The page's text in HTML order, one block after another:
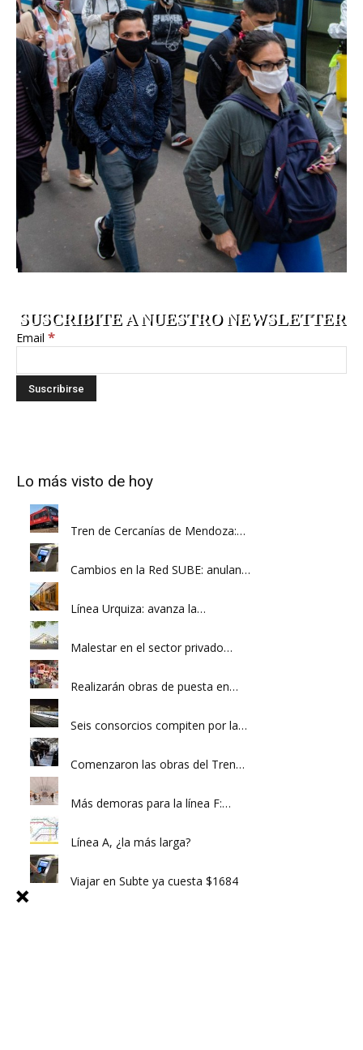
SUSCRIBITE A NUESTRO NEWSLETTER
Email *
Lo más visto de hoy
Tren de Cercanías de Mendoza:…
Cambios en la Red SUBE: anulan…
Línea Urquiza: avanza la…
Malestar en el sector privado…
Realizarán obras de puesta en…
Seis consorcios compiten por la…
Comenzaron las obras del Tren…
Más demoras para la línea F:…
Línea A, ¿la más larga?
Viajar en Subte ya cuesta $1684